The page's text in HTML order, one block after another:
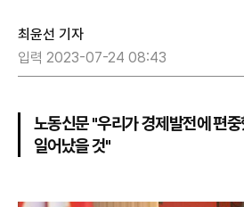
최윤선 기자
입력 2023-07-24 08:43
노동신문 "우리가 경제발전에 편
일어났을 것"